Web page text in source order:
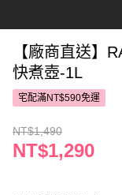
【廠商直送】
快煮壺-1L
宅配滿NT$590免運
NT$1,490
NT$1,290